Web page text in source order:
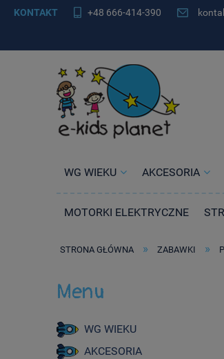
KONTAKT +48 666-414-390
WG WIEKU AKCESORIA
MOTORKI ELEKTRYCZNE
STRONA GŁÓWNA » ZABAWKI »
Menu
WG WIEKU
AKCESORIA